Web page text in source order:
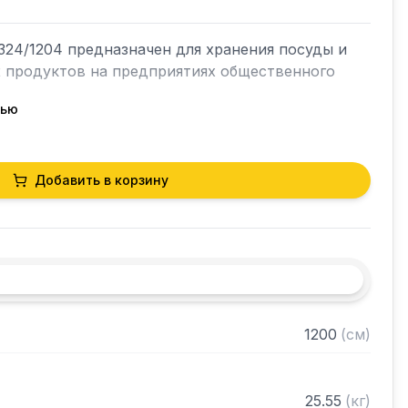
1204 предназначен для хранения посуды и
на предприятиях общественного
разборный
нержавеющей стали марки AISI 430 толщиной
регулируемое с шагом 50 мм
разобранном виде
Добавить в корзину
1200 (см)
25.55 (кг)